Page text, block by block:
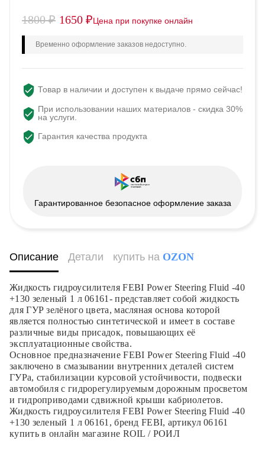
1800₽ 1650 ₽
Временно оформление заказов недоступно.
Товар в наличии и доступен к выдаче прямо сейчас!
При использовании наших материалов - скидка 30%
на услуги.
Гарантия качества продукта
Гарантированное безопасное оформление заказа
Описание Детали купить на OZON
Жидкость гидроусилителя FEBI Power Steering Fluid -40
+130 зеленый 1 л 06161- представляет собой жидкость
для ГУР зелёного цвета, масляная основа которой
является полностью синтетической и имеет в составе
различные виды присадок, повышающих её
эксплуатационные свойства.
Основное предназначение FEBI Power Steering Fluid -40
заключено в смазывании внутренних деталей систем
ГУРа, стабилизации курсовой устойчивости, подвески
автомобиля с гидрорегулируемым дорожным просветом
и гидроприводами сдвижной крыши кабриолетов.
Жидкость гидроусилителя FEBI Power Steering Fluid -40
+130 зеленый 1 л 06161, бренд FEBI, артикул 06161
купить в онлайн магазине ROIL / РОИЛ